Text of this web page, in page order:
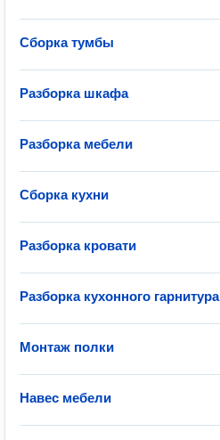
Сборка тумбы
Разборка шкафа
Разборка мебели
Сборка кухни
Разборка кровати
Разборка кухонного гарнитура
Монтаж полки
Навес мебели